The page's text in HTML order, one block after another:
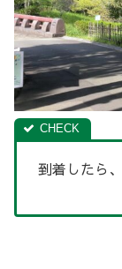
到着したら、